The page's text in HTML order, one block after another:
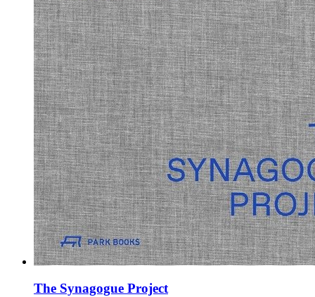
The Synagogue Project